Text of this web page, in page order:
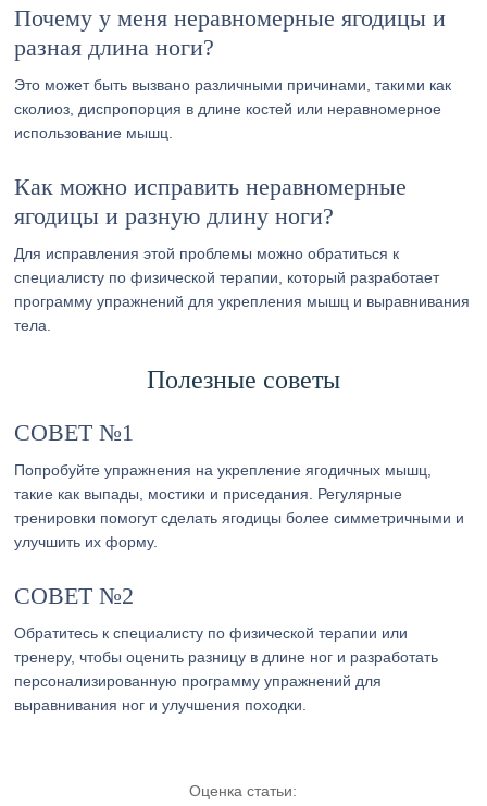
Почему у меня неравномерные ягодицы и
разная длина ноги?
Это может быть вызвано различными причинами, такими как
сколиоз, диспропорция в длине костей или неравномерное
использование мышц.
Как можно исправить неравномерные
ягодицы и разную длину ноги?
Для исправления этой проблемы можно обратиться к
специалисту по физической терапии, который разработает
программу упражнений для укрепления мышц и выравнивания
тела.
Полезные советы
СОВЕТ №1
Попробуйте упражнения на укрепление ягодичных мышц,
такие как выпады, мостики и приседания. Регулярные
тренировки помогут сделать ягодицы более симметричными и
улучшить их форму.
СОВЕТ №2
Обратитесь к специалисту по физической терапии или
тренеру, чтобы оценить разницу в длине ног и разработать
персонализированную программу упражнений для
выравнивания ног и улучшения походки.
Оценка статьи: